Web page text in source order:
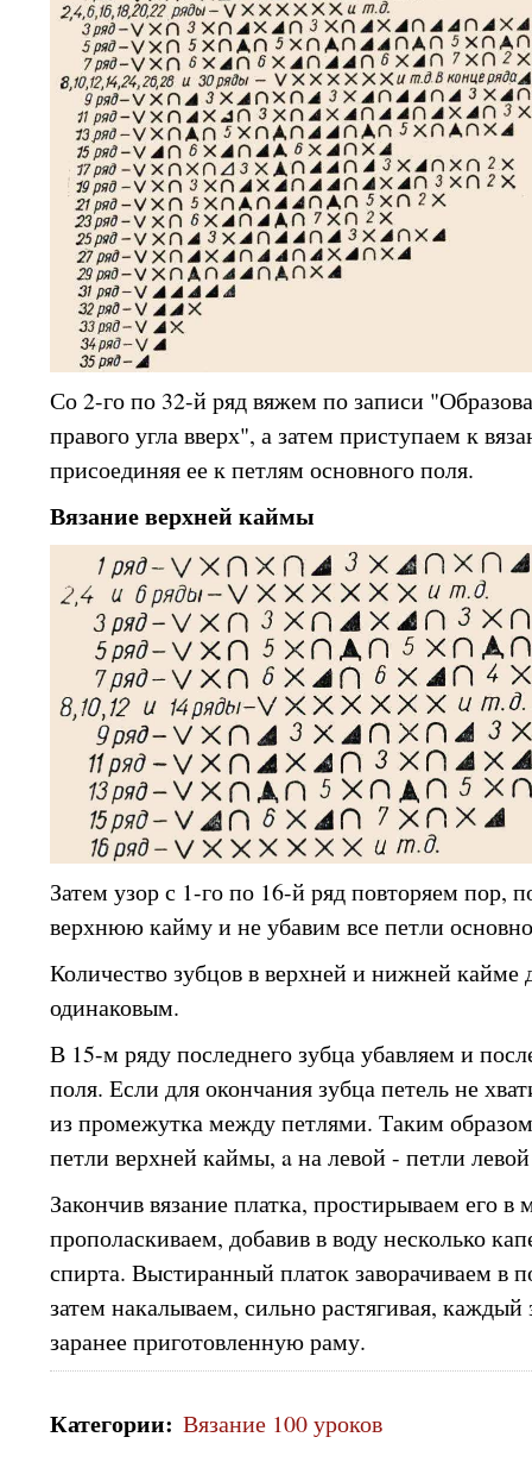
Со 2-го по 32-й ряд вяжем по записи
правого угла вверх", а затем приступаем к
присоединяя ее к петлям основного поля.
Вязание верхней каймы
Затем узор с 1-го по 16-й ряд повторяем пор,
верхнюю кайму и не убавим все петли
Количество зубцов в верхней и нижней кайме
одинаковым.
В 15-м ряду последнего зубца убавляем и
поля. Если для окончания зубца петель не
из промежутка между петлями. Таким
петли верхней каймы, a на левой - петли
Закончив вязание платка, простирываем его
прополаскиваем, добавив в воду несколько
спирта. Выстиранный платок заворачиваем в
затем накалываем, сильно растягивая, каждый
заранее приготовленную раму.
Категории: Вязание 100 уроков